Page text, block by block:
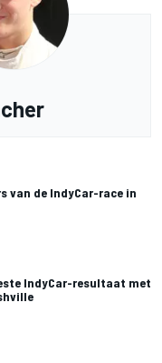
van de IndyCar-race in
IndyCar-resultaat met